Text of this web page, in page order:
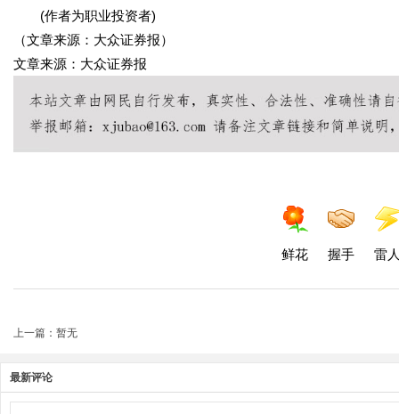
(作者为职业投资者)
（文章来源：大众证券报）
文章来源：大众证券报
鲜花 握手 雷
上一篇：暂无
最新评论